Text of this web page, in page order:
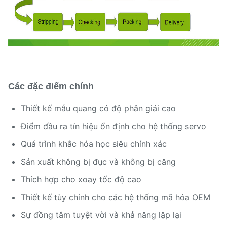
Các đặc điểm chính
Thiết kế mẫu quang có độ phân giải cao
Điểm đầu ra tín hiệu ổn định cho hệ thống servo
Quá trình khắc hóa học siêu chính xác
Sản xuất không bị đục và không bị căng
Thích hợp cho xoay tốc độ cao
Thiết kế tùy chỉnh cho các hệ thống mã hóa OEM
Sự đồng tâm tuyệt vời và khả năng lặp lại